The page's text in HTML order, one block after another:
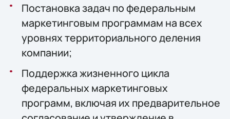
Постановка задач по федеральным
маркетинговым программам на всех
уровнях территориального деления
компании;
Поддержка жизненного цикла
федеральных маркетинговых
программ, включая их предварительное